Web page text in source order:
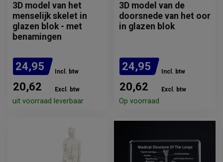
3D model van het
menselijk skelet in
glazen blok - met
benamingen
24,95 Incl. btw
20,62 Excl. btw
uit voorraad leverbaar
3D model van de
doorsnede van het oor
in glazen blok
24,95 Incl. btw
20,62 Excl. btw
Op voorraad